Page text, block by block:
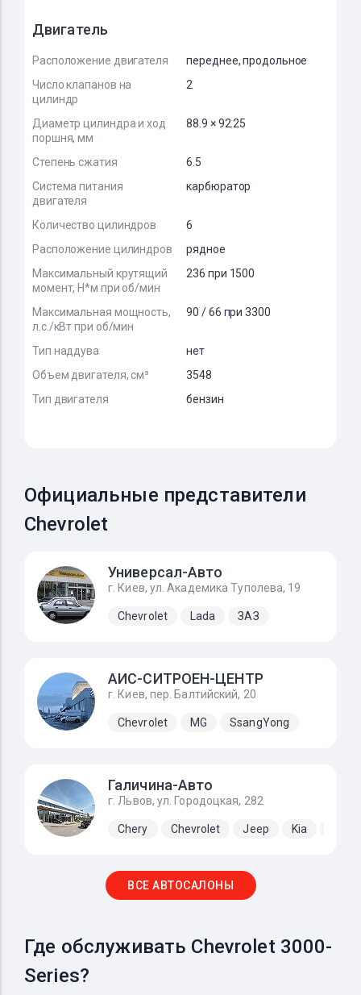
Двигатель
Расположение двигателя
переднее, продольное
Число клапанов на
цилиндр
2
Диаметр цилиндра и ход
поршня, мм
88.9 × 92.25
Степень сжатия
6.5
Система питания
двигателя
карбюратор
Количество цилиндров
6
Расположение цилиндров
рядное
Максимальный крутящий
момент, Н*м при об/мин
236 при 1500
Максимальная мощность,
л.с./кВт при об/мин
90 / 66 при 3300
Тип наддува
нет
Объем двигателя, см³
3548
Тип двигателя
бензин
Официальные представители
Chevrolet
Универсал-Авто
г. Киев, ул. Академика Туполева, 19
Chevrolet Lada ЗАЗ
АИС-СИТРОЕН-ЦЕНТР
г. Киев, пер. Балтийский, 20
Chevrolet MG SsangYong
Галичина-Авто
г. Львов, ул. Городоцкая, 282
Chery Chevrolet Jeep Kia
ВСЕ АВТОСАЛОНЫ
Где обслуживать Chevrolet 3000-
Series?